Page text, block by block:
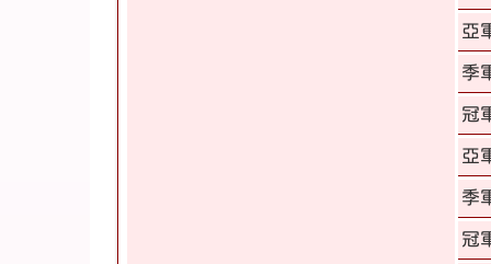
亞
季
冠
亞
季
冠